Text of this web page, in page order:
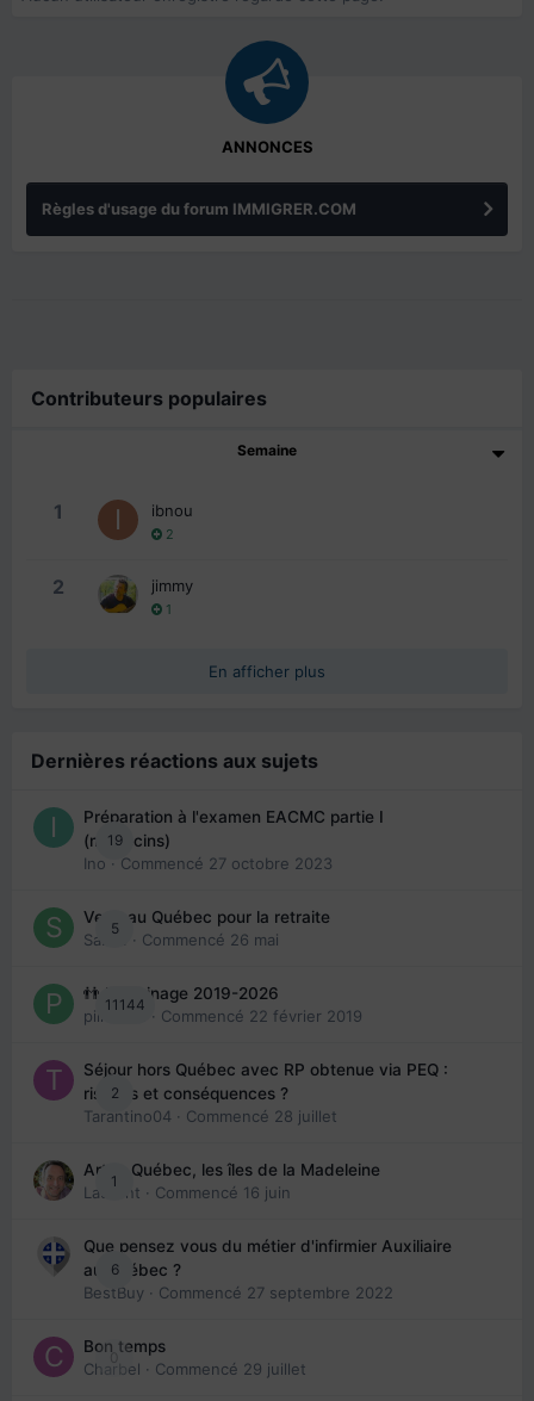
ANNONCES
Règles d'usage du forum IMMIGRER.COM
Contributeurs populaires
Semaine
1 ibnou
2
2 jimmy
1
En afficher plus
Dernières réactions aux sujets
19
Préparation à l'examen EACMC partie I
(médecins)
Ino · Commencé 27 octobre 2023
5
Venir au Québec pour la retraite
Sab74
· Commencé 26 mai
11144
👬 Parrainage 2019-2026
piinoush · Commencé 22 février 2019
2
Séjour hors Québec avec RP obtenue via PEQ :
risques et conséquences ?
Tarantino04 · Commencé 28 juillet
1
Arte : Québec, les îles de la Madeleine
Laurent · Commencé 16 juin
6
Que pensez vous du métier d'infirmier Auxiliaire
au Québec ?
BestBuy · Commencé 27 septembre 2022
0
Bon temps
Charbel · Commencé 29 juillet